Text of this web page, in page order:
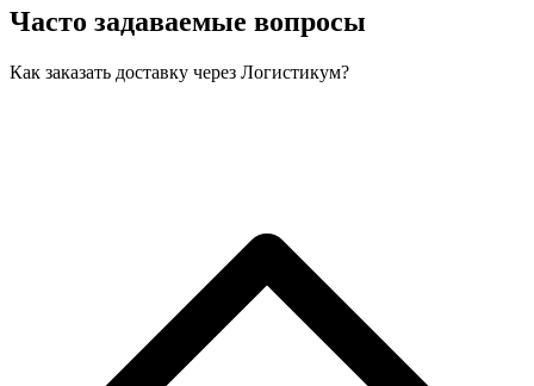
Часто задаваемые вопросы
Как заказать доставку через Логистикум?